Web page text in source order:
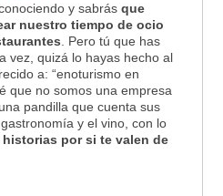
y sabrás que
nuestro tiempo de ocio
. Pero tú que has
vez, quizá lo hayas hecho al
a: “enoturismo en
que no somos una empresa
pandilla que cuenta sus
y el vino, con lo
por si te valen de